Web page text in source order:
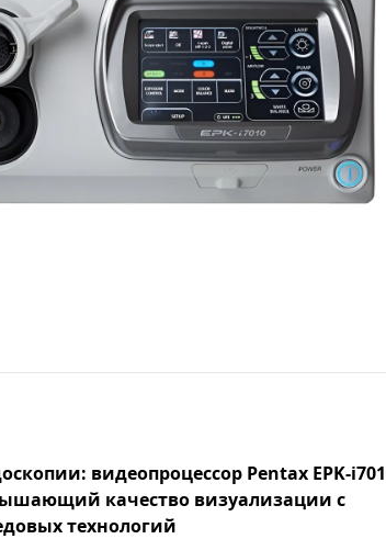
видеопроцессор Pentax EPK-
качество визуализации с
технологий